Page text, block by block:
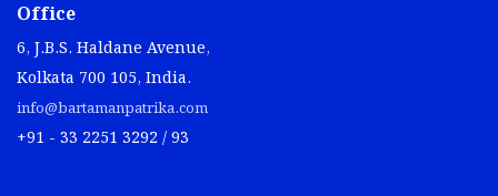
Office
6, J.B.S. Haldane Avenue,
Kolkata 700 105, India.
info@bartamanpatrika.com
+91 - 33 2251 3292 / 93